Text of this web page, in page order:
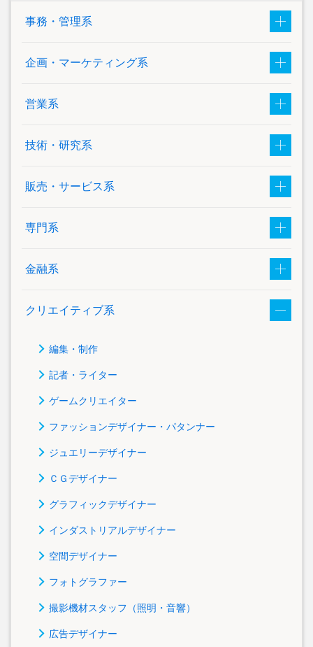
事務・管理系
企画・マーケティング系
営業系
技術・研究系
販売・サービス系
専門系
金融系
クリエイティブ系
編集・制作
記者・ライター
ゲームクリエイター
ファッションデザイナー・パタンナー
ジュエリーデザイナー
ＣＧデザイナー
グラフィックデザイナー
インダストリアルデザイナー
空間デザイナー
フォトグラファー
撮影機材スタッフ（照明・音響）
広告デザイナー